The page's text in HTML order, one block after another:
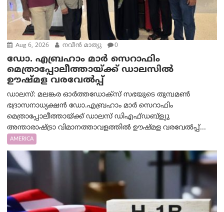
Aug 6, 2026 നവീൻ മാത്യു 0
ഡോ. എബ്രഹാം മാർ സെറാഫിം
മെത്രാപ്പോലീത്തായ്ക്ക് ഡാലസിൽ
ഊഷ്മള വരവേൽപ്പ്
ഡാലസ്: മലങ്കര ഓർത്തഡോക്സ് സഭയുടെ തുമ്പമൺ
ഭദ്രാസനാധ്യക്ഷൻ ഡോ.എബ്രഹാം മാർ സെറാഫിം
മെത്രാപ്പോലീത്തായ്ക്ക് ഡാലസ് ഡിഎഫ്ഡബ്ള്യു
അന്താരാഷ്ട്രാ വിമാനത്താവളത്തിൽ ഊഷ്മള വരവേൽപ്പ്...
AMERICA